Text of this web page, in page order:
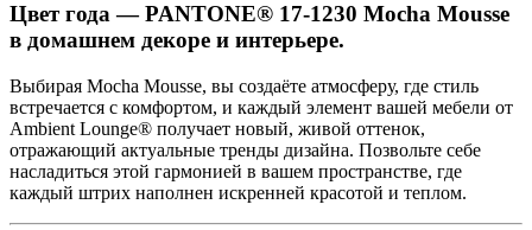
Цвет года — PANTONE® 17-1230 Mocha Mousse
в домашнем декоре и интерьере.
Выбирая Mocha Mousse, вы создаёте атмосферу, где стиль
встречается с комфортом, и каждый элемент вашей мебели от
Ambient Lounge® получает новый, живой оттенок,
отражающий актуальные тренды дизайна. Позвольте себе
насладиться этой гармонией в вашем пространстве, где
каждый штрих наполнен искренней красотой и теплом.